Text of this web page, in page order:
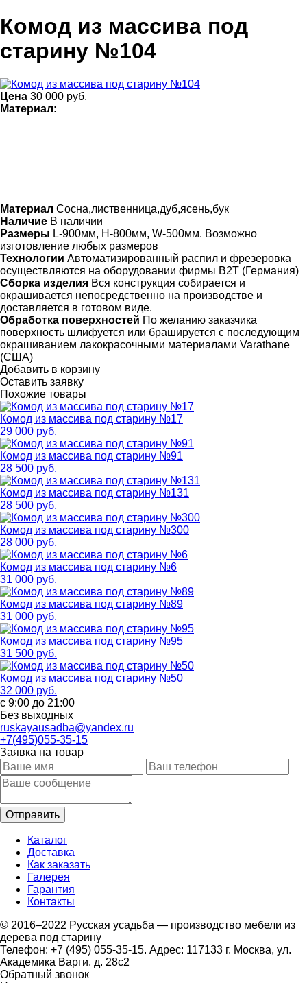
Комод из массива под
старину №104
Цена 30 000 руб.
Материал:
Материал Сосна,лиственница,дуб,ясень,бук
Наличие В наличии
Размеры L-900мм, H-800мм, W-500мм. Возможно
изготовление любых размеров
Технологии Автоматизированный распил и фрезеровка
осуществляются на оборудовании фирмы B2T (Германия)
Сборка изделия Вся конструкция собирается и
окрашивается непосредственно на производстве и
доставляется в готовом виде.
Обработка поверхностей По желанию заказчика
поверхность шлифуется или брашируется с последующим
окрашиванием лакокрасочными материалами Varathane
(США)
Добавить в корзину
Оставить заявку
Похожие товары
Комод из массива под старину №17
29 000 руб.
Комод из массива под старину №91
28 500 руб.
Комод из массива под старину №131
28 500 руб.
Комод из массива под старину №300
28 000 руб.
Комод из массива под старину №6
31 000 руб.
Комод из массива под старину №89
31 000 руб.
Комод из массива под старину №95
31 500 руб.
Комод из массива под старину №50
32 000 руб.
с 9:00 до 21:00
Без выходных
ruskayausadba@yandex.ru
+7(495)055-35-15
Заявка на товар
Каталог
Доставка
Как заказать
Галерея
Гарантия
Контакты
© 2016–2022 Русская усадьба — производство мебели из
дерева под старину
Телефон: +7 (495) 055-35-15. Адрес: 117133 г. Москва, ул.
Академика Варги, д. 28с2
Обратный звонок